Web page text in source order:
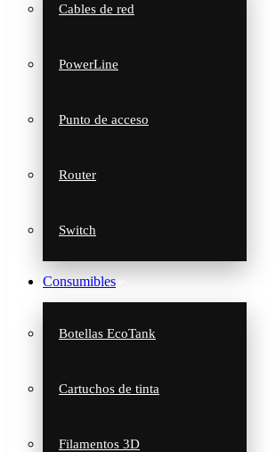
Cables de red
PowerLine
Punto de acceso
Router
Switch
Consumibles
Botellas EcoTank
Cartuchos de tinta
Filamentos 3D